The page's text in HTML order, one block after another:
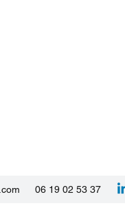
06 19 02 53 37